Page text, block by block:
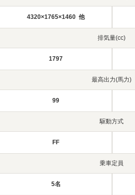
4320×1765×1460 他
排気量(cc)
1797
最高出力(馬力)
99
駆動方式
FF
乗車定員
5名